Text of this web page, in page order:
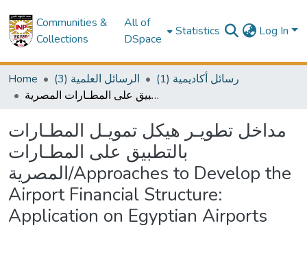
Communities &
Collections
All of
DSpace
Statistics Log In
Home (3) الرسائل العلمية
(1) رسائل أكاديمية
مداخل تطويـر هيكل تمويـل المطـارات بالتطبيق على المطـارات المصرية/Approaches to Develop the Airport Financial Structure: Application on Egyptian Airports
مداخل تطويـر هيكل تمويـل المطـارات
بالتطبيق على المطـارات
المصرية/Approaches to Develop the
Airport Financial Structure:
Application on Egyptian Airports